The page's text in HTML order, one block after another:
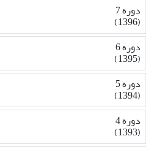
دوره 7
(1396)
دوره 6
(1395)
دوره 5
(1394)
دوره 4
(1393)